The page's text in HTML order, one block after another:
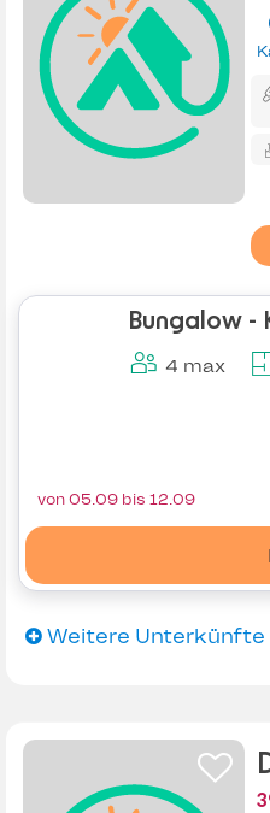
Bungalow -
4 max
von 05.09 bis 12.09
Weitere Unterkünfte